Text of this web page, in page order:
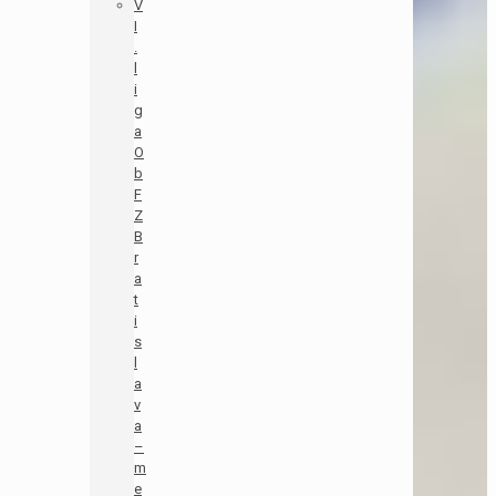
V
I
.
i
g
a
O
b
F
Z
B
r
a
t
i
s
a
v
a
–
m
e